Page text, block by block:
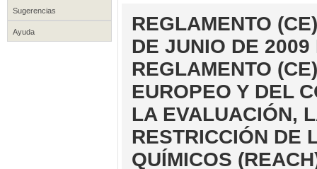
Sugerencias
Ayuda
REGLAMENTO
DE JUNIO DE
REGLAMENTO
EUROPEO Y DEL
LA EVALUACIÓN,
RESTRICCIÓN DE
QUÍMICOS